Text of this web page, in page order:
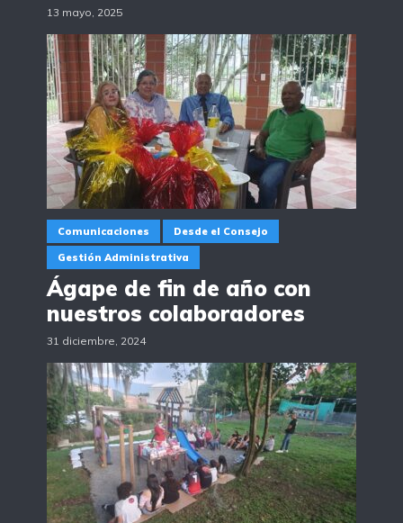
13 mayo, 2025
Comunicaciones Desde el Consejo
Gestión Administrativa
Ágape de fin de año con
nuestros colaboradores
31 diciembre, 2024